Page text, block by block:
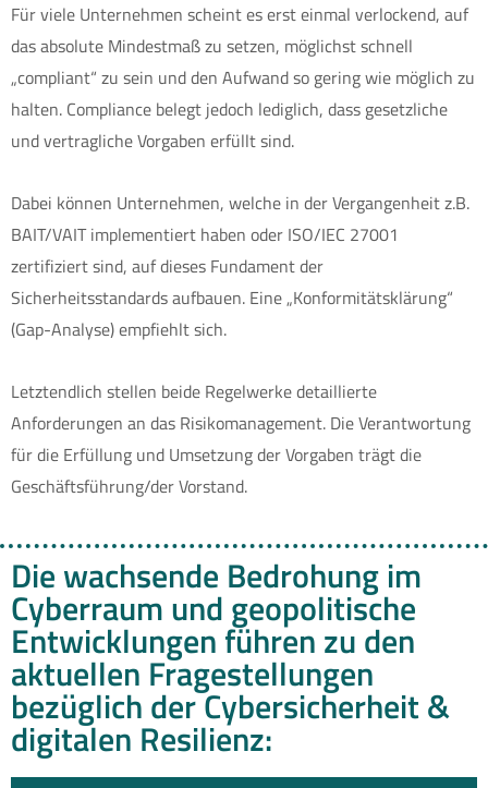
Für viele Unternehmen scheint es erst einmal verlockend, auf
das absolute Mindestmaß zu setzen, möglichst schnell
„compliant“ zu sein und den Aufwand so gering wie möglich zu
halten. Compliance belegt jedoch lediglich, dass gesetzliche
und vertragliche Vorgaben erfüllt sind.
Dabei können Unternehmen, welche in der Vergangenheit z.B.
BAIT/VAIT implementiert haben oder ISO/IEC 27001
zertifiziert sind, auf dieses Fundament der
Sicherheitsstandards aufbauen. Eine „Konformitätsklärung“
(Gap-Analyse) empfiehlt sich.
Letztendlich stellen beide Regelwerke detaillierte
Anforderungen an das Risikomanagement. Die Verantwortung
für die Erfüllung und Umsetzung der Vorgaben trägt die
Geschäftsführung/der Vorstand.
Die wachsende Bedrohung im
Cyberraum und geopolitische
Entwicklungen führen zu den
aktuellen Fragestellungen
bezüglich der Cybersicherheit &
digitalen Resilienz: